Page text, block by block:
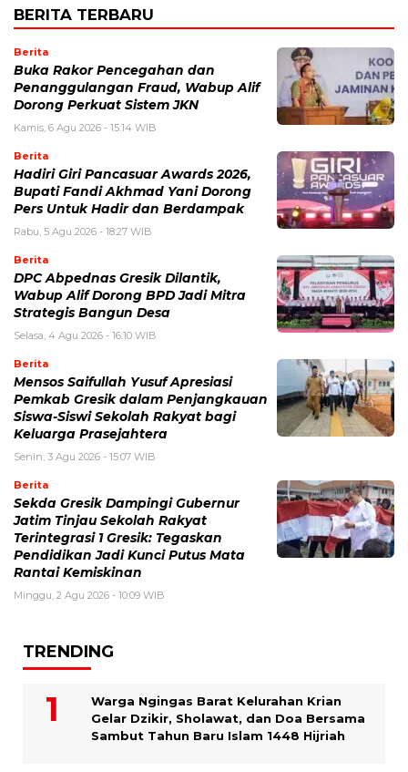
BERITA TERBARU
Berita
Buka Rakor Pencegahan dan
Penanggulangan Fraud, Wabup Alif
Dorong Perkuat Sistem JKN
Kamis, 6 Agu 2026 - 15:14 WIB
Berita
Hadiri Giri Pancasuar Awards 2026,
Bupati Fandi Akhmad Yani Dorong
Pers Untuk Hadir dan Berdampak
Rabu, 5 Agu 2026 - 18:27 WIB
Berita
DPC Abpednas Gresik Dilantik,
Wabup Alif Dorong BPD Jadi Mitra
Strategis Bangun Desa
Selasa, 4 Agu 2026 - 16:10 WIB
Berita
Mensos Saifullah Yusuf Apresiasi
Pemkab Gresik dalam Penjangkauan
Siswa-Siswi Sekolah Rakyat bagi
Keluarga Prasejahtera
Senin, 3 Agu 2026 - 15:07 WIB
Berita
Sekda Gresik Dampingi Gubernur
Jatim Tinjau Sekolah Rakyat
Terintegrasi 1 Gresik: Tegaskan
Pendidikan Jadi Kunci Putus Mata
Rantai Kemiskinan
Minggu, 2 Agu 2026 - 10:09 WIB
TRENDING
Warga Ngingas Barat Kelurahan Krian
Gelar Dzikir, Sholawat, dan Doa Bersama
Sambut Tahun Baru Islam 1448 Hijriah